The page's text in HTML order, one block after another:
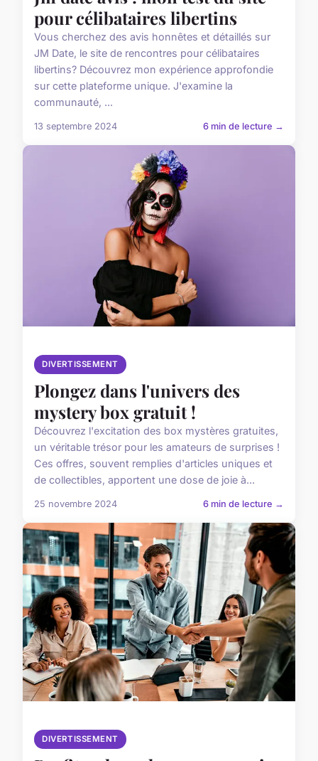
pour célibataires libertins
Vous cherchez des avis honnêtes et détaillés sur
JM Date, le site de rencontres pour célibataires
libertins? Découvrez mon expérience approfondie
sur cette plateforme unique. J'examine la
communauté, ...
13 septembre 2024 6 min de lecture →
DIVERTISSEMENT
Plongez dans l'univers des
mystery box gratuit !
Découvrez l'excitation des box mystères gratuites,
un véritable trésor pour les amateurs de surprises !
Ces offres, souvent remplies d'articles uniques et
de collectibles, apportent une dose de joie à...
25 novembre 2024 6 min de lecture →
DIVERTISSEMENT